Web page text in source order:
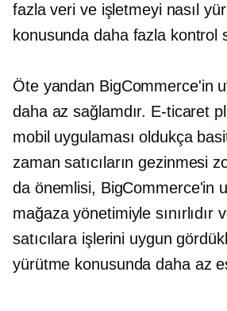
fazla veri ve işletmeyi nasıl
konusunda daha fazla kontrol
Öte yandan BigCommerce'in
daha az sağlamdır. E-ticaret
mobil uygulaması oldukça
zaman satıcıların gezinmesi
da önemlisi, BigCommerce'in
mağaza yönetimiyle sınırlıdır
satıcılara işlerini uygun
yürütme konusunda daha az